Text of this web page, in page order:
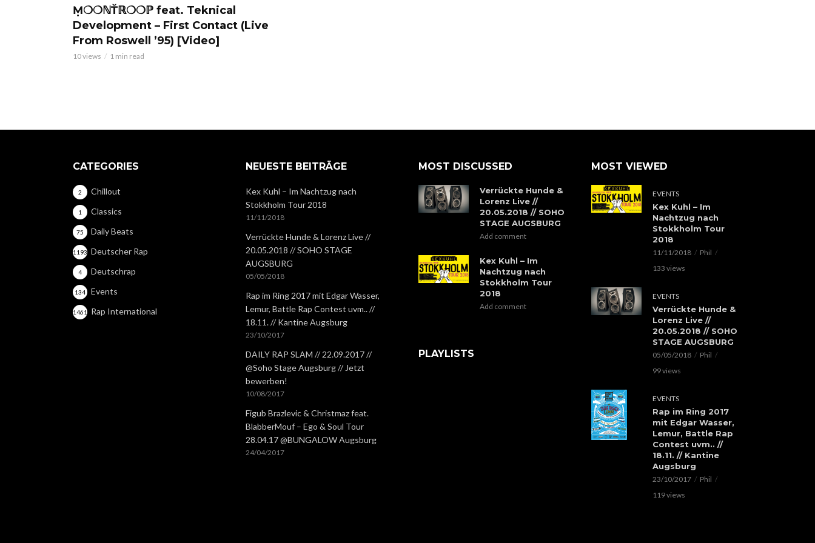
Ṃ❍❍ℕŤℝ❍❍ℙ feat. Teknical
Development – First Contact (Live
From Roswell ’95) [Video]
10 views 1 min read
CATEGORIES
Chillout
2
Classics
1
Daily Beats
75
Deutscher Rap
1193
Deutschrap
4
Events
134
Rap International
1461
NEUESTE BEITRÄGE
Kex Kuhl – Im Nachtzug nach
Stokkholm Tour 2018
11/11/2018
Verrückte Hunde & Lorenz Live //
20.05.2018 // SOHO STAGE
AUGSBURG
05/05/2018
Rap im Ring 2017 mit Edgar Wasser,
Lemur, Battle Rap Contest uvm.. //
18.11. // Kantine Augsburg
23/10/2017
DAILY RAP SLAM // 22.09.2017 //
@Soho Stage Augsburg // Jetzt
bewerben!
10/08/2017
Figub Brazlevic & Christmaz feat.
BlabberMouf – Ego & Soul Tour
28.04.17 @BUNGALOW Augsburg
24/04/2017
MOST DISCUSSED
Verrückte Hunde &
Lorenz Live //
20.05.2018 // SOHO
STAGE AUGSBURG
Add comment
Kex Kuhl – Im
Nachtzug nach
Stokkholm Tour
2018
Add comment
PLAYLISTS
MOST VIEWED
EVENTS
Kex Kuhl – Im
Nachtzug nach
Stokkholm Tour
2018
11/11/2018
Phil
133 views
EVENTS
Verrückte Hunde &
Lorenz Live //
20.05.2018 // SOHO
STAGE AUGSBURG
05/05/2018
Phil
99 views
EVENTS
Rap im Ring 2017
mit Edgar Wasser,
Lemur, Battle Rap
Contest uvm.. //
18.11. // Kantine
Augsburg
23/10/2017
Phil
119 views